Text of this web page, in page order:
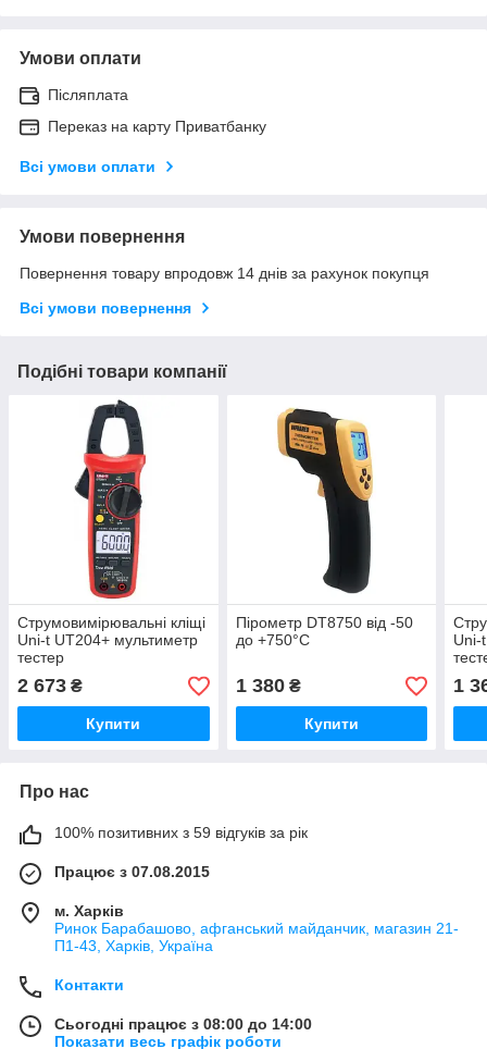
Умови оплати
Післяплата
Переказ на карту Приватбанку
Всі умови оплати
Умови повернення
Повернення товару впродовж 14 днів за рахунок покупця
Всі умови повернення
Подібні товари компанії
Струмовимірювальні кліщі
Uni-t UT204+ мультиметр
тестер
2 673 ₴
Купити
Пірометр DT8750 від -50
до +750°C
1 380₴
Купити
Uni-
1
Про нас
100% позитивних з 59 відгуків за рік
Працює з 07.08.2015
м. Харків
Ринок Барабашово, афганський майданчик, магазин 21-
П1-43, Харків, Україна
Контакти
Сьогодні працює з 08:00 до 14:00
Показати весь графік роботи